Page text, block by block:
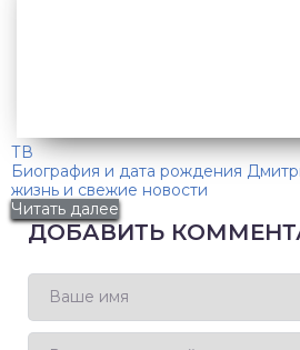
ТВ
Биография и дата рождения
жизнь и свежие новости
Читать далее
ДОБАВИТЬ